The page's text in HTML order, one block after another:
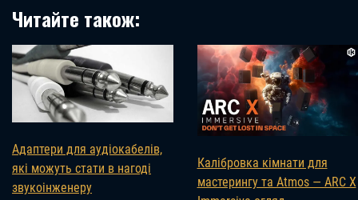
Читайте також:
Адаптери для аудіокабелів,
які можуть стати в нагоді
звукоінженеру
Калібровка кімнати для
мастерингу та Atmos — ARC X